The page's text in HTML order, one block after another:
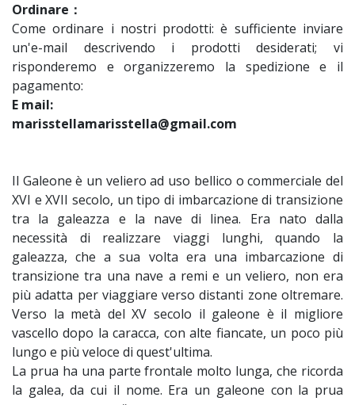
Ordinare：
Come ordinare i nostri prodotti: è sufficiente inviare
un'e-mail descrivendo i prodotti desiderati; vi
risponderemo e organizzeremo la spedizione e il
pagamento:
E mail:
marisstellamarisstella@gmail.com
Il Galeone è un veliero ad uso bellico o commerciale del
XVI e XVII secolo, un tipo di imbarcazione di transizione
tra la galeazza e la nave di linea. Era nato dalla
necessità di realizzare viaggi lunghi, quando la
galeazza, che a sua volta era una imbarcazione di
transizione tra una nave a remi e un veliero, non era
più adatta per viaggiare verso distanti zone oltremare.
Verso la metà del XV secolo il galeone è il migliore
vascello dopo la caracca, con alte fiancate, un poco più
lungo e più veloce di quest'ultima.
La prua ha una parte frontale molto lunga, che ricorda
la galea, da cui il nome. Era un galeone con la prua